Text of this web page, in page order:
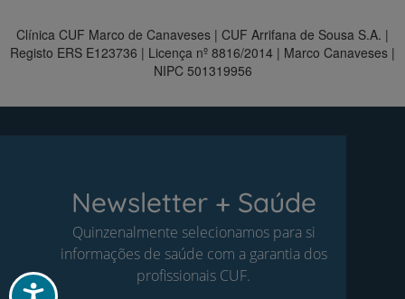
Acessibilidade
Clínica CUF Marco de Canaveses | CUF Arrifana de Sousa S.A. |
Registo ERS E123736 | Licença nº 8816/2014 | Marco Canaveses |
NIPC 501319956
Newsletter + Saúde
Quinzenalmente selecionamos para si
informações de saúde com a garantia dos
profissionais CUF.